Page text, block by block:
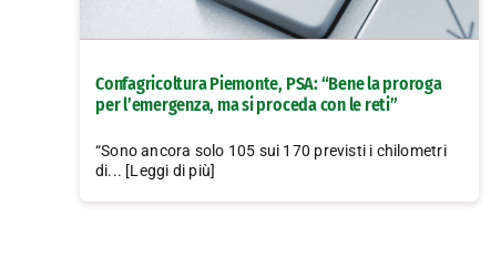
Confagricoltura Piemonte, PSA: “Bene la proroga
per l’emergenza, ma si proceda con le reti”
“Sono ancora solo 105 sui 170 previsti i chilometri
di... [Leggi di più]